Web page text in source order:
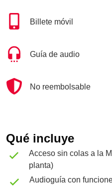
Billete móvil
Guía de audio
No reembolsable
Qué incluye
Acceso sin colas a la
planta)
Audioguía con